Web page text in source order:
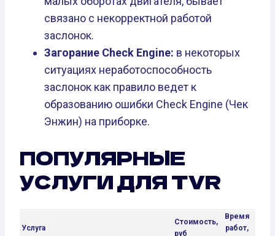
связано с некорректной работой
заслонок.
Загорание Check Engine: в некоторых
ситуациях неработоспособность
заслонок как правило ведет к
образованию ошибки Check Engine (Чек
Энжин) на приборке.
ПОПУЛЯРНЫЕ
УСЛУГИ ДЛЯ TVR
Услуга
Стоимость,
руб
Время
работ,